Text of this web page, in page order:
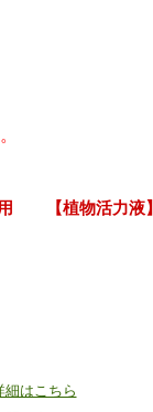
【植物活力液】
細はこちら